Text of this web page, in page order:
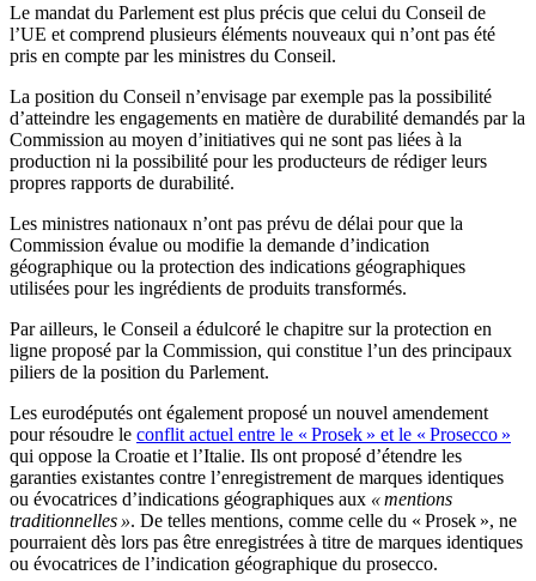
Le mandat du Parlement est plus précis que celui du Conseil de
l’UE et comprend plusieurs éléments nouveaux qui n’ont pas été
pris en compte par les ministres du Conseil.
La position du Conseil n’envisage par exemple pas la possibilité
d’atteindre les engagements en matière de durabilité demandés par la
Commission au moyen d’initiatives qui ne sont pas liées à la
production ni la possibilité pour les producteurs de rédiger leurs
propres rapports de durabilité.
Les ministres nationaux n’ont pas prévu de délai pour que la
Commission évalue ou modifie la demande d’indication
géographique ou la protection des indications géographiques
utilisées pour les ingrédients de produits transformés.
Par ailleurs, le Conseil a édulcoré le chapitre sur la protection en
ligne proposé par la Commission, qui constitue l’un des principaux
piliers de la position du Parlement.
Les eurodéputés ont également proposé un nouvel amendement
pour résoudre le conflit actuel entre le « Prosek » et le « Prosecco »
qui oppose la Croatie et l’Italie. Ils ont proposé d’étendre les
garanties existantes contre l’enregistrement de marques identiques
ou évocatrices d’indications géographiques aux « mentions
traditionnelles ». De telles mentions, comme celle du « Prosek », ne
pourraient dès lors pas être enregistrées à titre de marques identiques
ou évocatrices de l’indication géographique du prosecco.